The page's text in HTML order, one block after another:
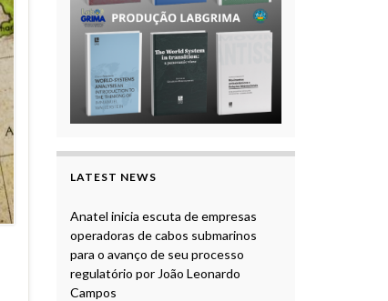
LATEST NEWS
Anatel inicia escuta de empresas
operadoras de cabos submarinos
para o avanço de seu processo
regulatório por João Leonardo
Campos